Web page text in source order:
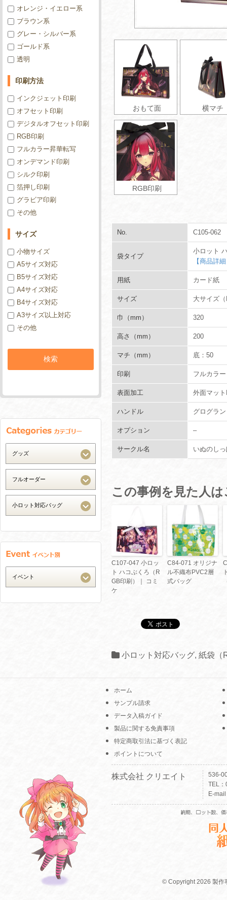
おもて面 横マチ
RGB印刷
No. C105-062
袋タイプ
小ロット
【商品詳
用紙 カード紙
サイズ 大サイズ
巾（mm） 320
高さ（mm） 200
マチ（mm） 底：50
印刷 フルカラ
表面加工 外面マッ
ハンドル グログラ
オプション –
サークル名 いぬのし
この事例を見た人
C107-047 小ロッ
ト ハコぶくろ（R
GB印刷）｜ コミ
ケ
C84-071 オリジナ
ル不織布PVC2層
式バッグ
小ロット対応バッグ, 紙袋（
オレンジ・イエロー系
ブラウン系
グレー・シルバー系
ゴールド系
透明
印刷方法
インクジェット印刷
オフセット印刷
デジタルオフセット印刷
RGB印刷
フルカラー昇華転写
オンデマンド印刷
シルク印刷
箔押し印刷
グラビア印刷
その他
サイズ
小物サイズ
A5サイズ対応
B5サイズ対応
A4サイズ対応
B4サイズ対応
A3サイズ以上対応
その他
ホーム
サンプル請求
データ入稿ガイド
製品に関する免責事項
特定商取引法に基づく表記
ポイントについて
株式会社 クリエイト
536-
TEL
E-
© Copyright 2026 製作